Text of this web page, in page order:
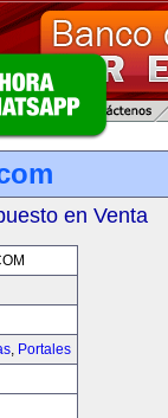
en Venta
, Portales